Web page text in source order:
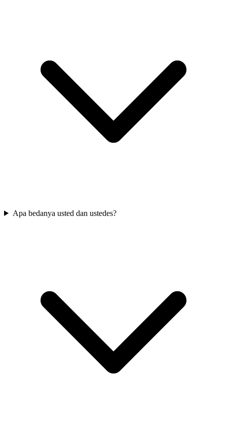
Apa bedanya usted dan ustedes?